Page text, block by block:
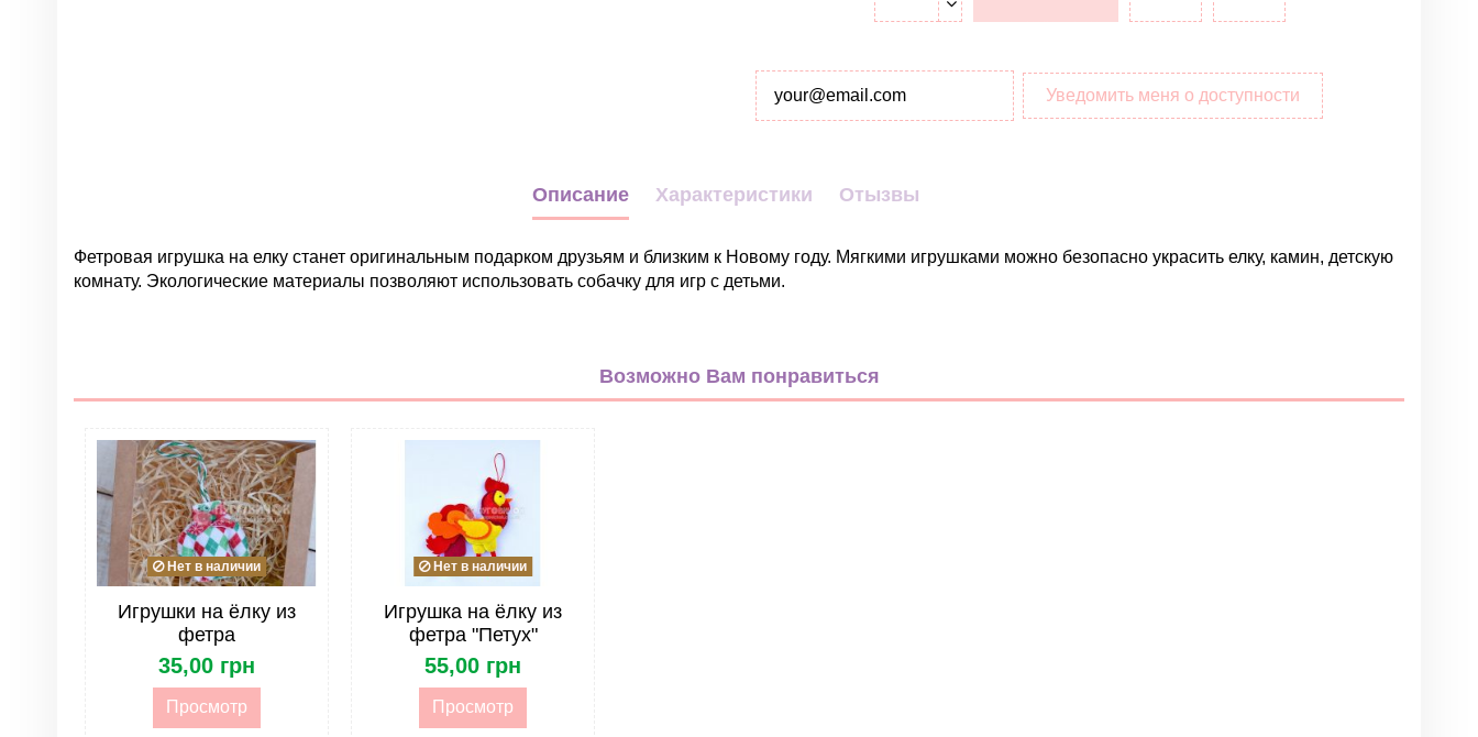
Уведомить меня о доступности
Описание Характеристики Отызвы
Фетровая игрушка на елку станет оригинальным подарком друзьям и близким к Новому году. Мягкими игрушками можно безопасно украсить елку, камин, детскую
комнату. Экологические материалы позволяют использовать собачку для игр с детьми.
Праздник
Возможно Вам понравиться
Нет в наличии
Игрушки на ёлку из
фетра
35,00 грн
Просмотр
Нет в наличии
Игрушка на ёлку из
фетра "Петух"
55,00 грн
Просмотр